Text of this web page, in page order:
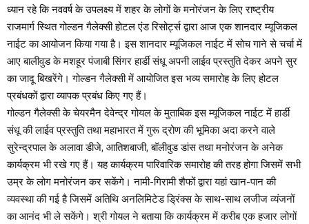
ध्यान रहे कि नववर्ष के उपलक्ष्य में शहर के लोगों के मनोरंजन के लिए राष्ट्रीय
राजमार्ग स्थित गोल्डन गैलेक्सी होटल एंड रिसोर्ट्स द्वारा आज एक शानदार म्यूजिकल
नाईट का आयोजन किया गया है। इस शानदार म्यूजिकल नाईट में सोच गाने से चर्चा में
आए बालीवुड के मशहूर पंजाबी सिंगर हार्डी संधू अपनी लाईव प्रस्तुति देकर अपने सुर
का जादू बिखरेंगे। गोल्डन गैलेक्सी में आयोजित इस भव्य समारोह के लिए होटल
प्रबंधकों द्वारा व्यापक प्रबंध किए गए हैं।
गोल्डन गैलेक्सी के चेयरमैन देवेन्द्र गोयल के मुताबिक इस म्यूजिकल नाईट में हार्डी
संधू की लाईव प्रस्तुति तथा महाभारत में गुरू द्रोण की भूमिका अदा करने वाले
सुरेन्द्रपाल के अलावा डीजे, आतिशबाजी, बॉलीवुड डांस तथा मनोरंजन के अनेक
कार्यक्रम भी रखे गए हैं। यह कार्यक्रम पारिवारिक समारोह की तरह होगा जिसमें सभी
उम्र के लोग मनोरंजन कर सकेंगे। नामी-गिरामी शैफों द्वारा यहां खान-पान की
व्यवस्था की गई है जिसमें अतिथि अनलिमिटेड ड्रिंक्स के साथ-साथ लजीज व्यंजनों
का आनंद भी ले सकेंगे। श्री गोयल ने बताया कि कार्यक्रम में करीब एक हजार लोगों